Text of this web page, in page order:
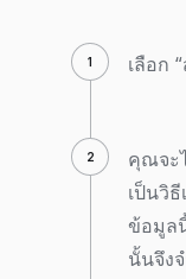
เลือก
คุณจะ
เป็นวิ
ข้อมูล
นั้นจึง